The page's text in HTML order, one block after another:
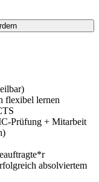
flexibel lernen
Prüfung + Mitarbeit
absolviertem